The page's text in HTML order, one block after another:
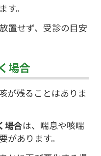
す。
置せず、受診の目安
場合
が残ることはありま
場合は、喘息や咳喘
があります。